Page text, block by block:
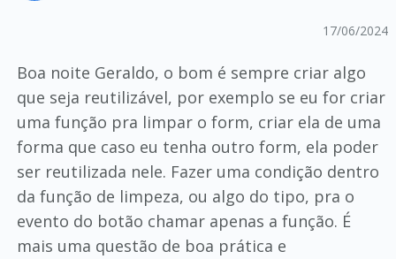
17/06/2024
Boa noite Geraldo, o bom é sempre criar algo
que seja reutilizável, por exemplo se eu for criar
uma função pra limpar o form, criar ela de uma
forma que caso eu tenha outro form, ela poder
ser reutilizada nele. Fazer uma condição dentro
da função de limpeza, ou algo do tipo, pra o
evento do botão chamar apenas a função. É
mais uma questão de boa prática e